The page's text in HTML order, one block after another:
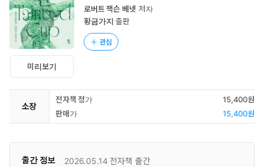
미리보기
로버트 잭슨 베넷 저자
황금가지 출판
관심
소장
전자책 정가
15,400원
판매가
15,400원
출간 정보 2026.05.14 전자책 출간